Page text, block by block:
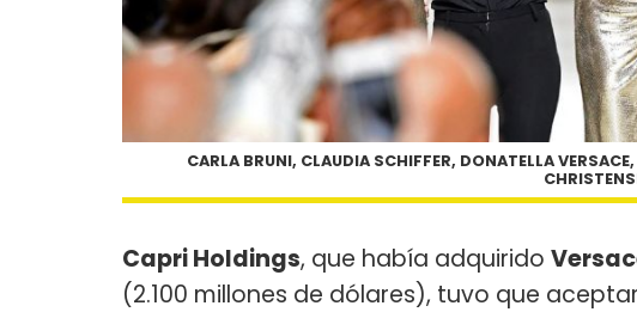
CARLA BRUNI, CLAUDIA SCHIFFER, DONATELLA
Capri Holdings, que había adquirido
(2.100 millones de dólares), tuvo que